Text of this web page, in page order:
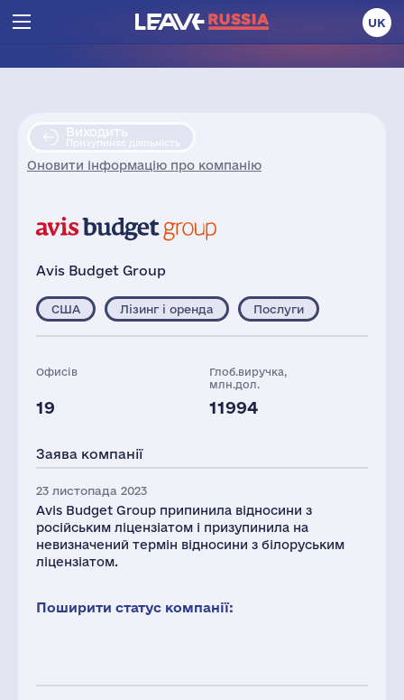
UK
Виходить
Призупиняє діяльність
Оновити інформацію про компанію
Avis Budget Group
США Лізинг і оренда Послуги
Офисів
19
Глоб.виручка,
млн.дол.
11994
Заява компанії
23 листопада 2023
Avis Budget Group припинила відносини з
російським ліцензіатом і призупинила на
невизначений термін відносини з білоруським
ліцензіатом.
Поширити статус компанії: